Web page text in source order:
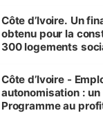
Côte d’Ivoire. Un
obtenu pour la
300 logements
et Yamoussoukro
Côte d’Ivoire -
autonomisation : un
Programme au